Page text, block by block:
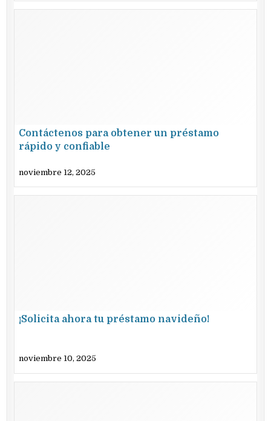
Contáctenos para obtener un préstamo
rápido y confiable
noviembre 12, 2025
¡Solicita ahora tu préstamo navideño!
noviembre 10, 2025